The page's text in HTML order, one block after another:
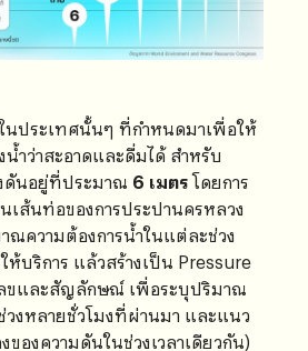
นประเทศนั้นๆ ที่กำหนดมาเพื่อให้
ำว่าสะอาดและดื่มได้ สำหรับ
ดันอยู่ที่ประมาณ 6 เมตรโดยการ
ส้นท่อของการประปานครหลวง
ความต้องการน้ำในแต่ละช่วง
บริการ แล้วสร้างเป็น Pressure
ขและสัญลักษณ์ เพื่อระบุปริมาณ
งหลายชั่วโมงที่ผ่านมา และแนว
องความดันในช่วงเวลาเดียวกัน)